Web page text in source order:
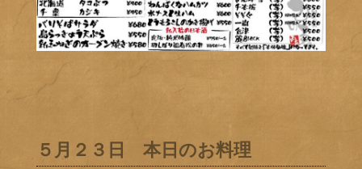
５月２３日 本日のお料理